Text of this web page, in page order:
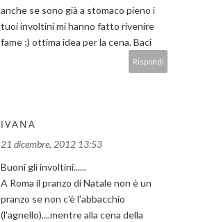
anche se sono già a stomaco pieno i
tuoi involtini mi hanno fatto rivenire
fame ;) ottima idea per la cena. Baci
Rispondi
IVANA
21 dicembre, 2012 13:53
Buoni gli involtini......
A Roma il pranzo di Natale non è un
pranzo se non c'è l'abbacchio
(l'agnello)....mentre alla cena della